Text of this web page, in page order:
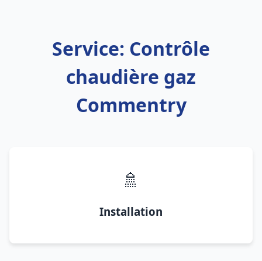
Service: Contrôle
chaudière gaz
Commentry
🚿
Installation